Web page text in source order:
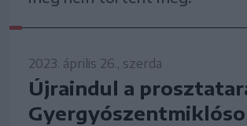
2023. április 26., szerda
Újraindul a